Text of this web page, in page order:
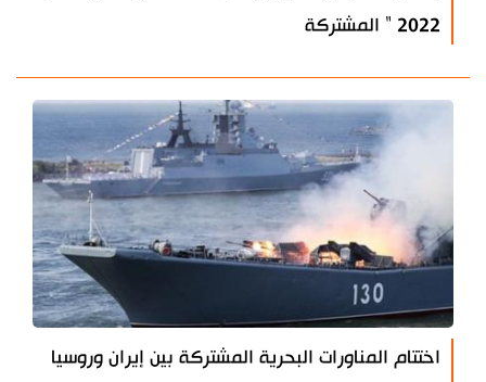
2022 " المشتركة
اختتام المناورات البحرية المشتركة بين إيران وروسيا